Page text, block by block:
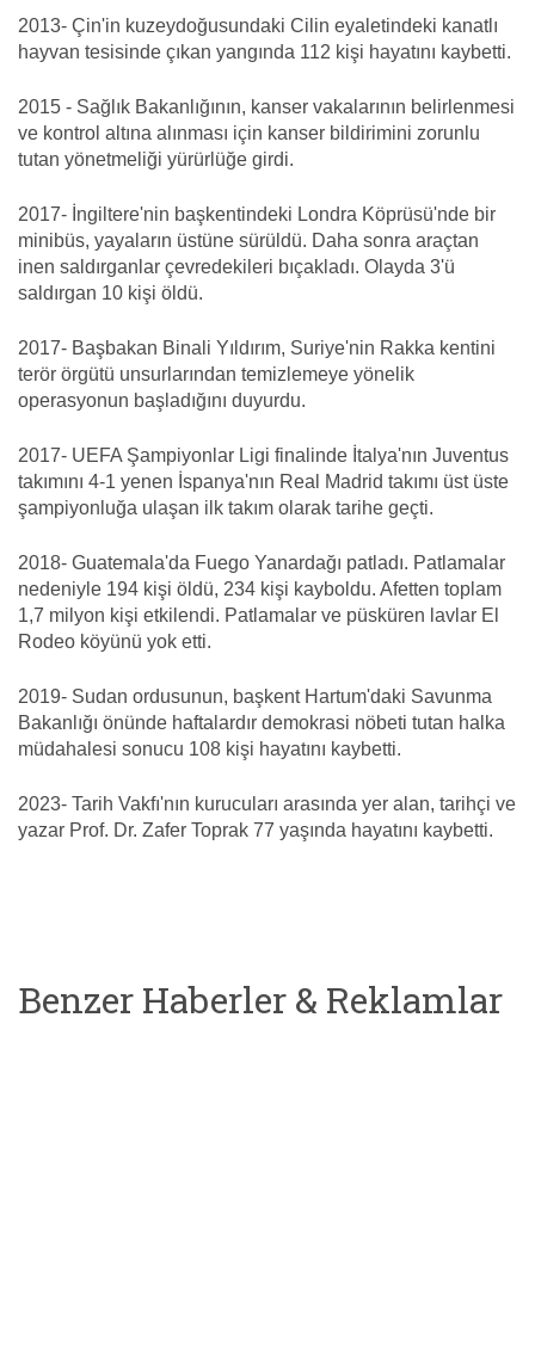
2013- Çin'in kuzeydoğusundaki Cilin eyaletindeki kanatlı
hayvan tesisinde çıkan yangında 112 kişi hayatını kaybetti.
2015 - Sağlık Bakanlığının, kanser vakalarının belirlenmesi
ve kontrol altına alınması için kanser bildirimini zorunlu
tutan yönetmeliği yürürlüğe girdi.
2017- İngiltere'nin başkentindeki Londra Köprüsü'nde bir
minibüs, yayaların üstüne sürüldü. Daha sonra araçtan
inen saldırganlar çevredekileri bıçakladı. Olayda 3'ü
saldırgan 10 kişi öldü.
2017- Başbakan Binali Yıldırım, Suriye'nin Rakka kentini
terör örgütü unsurlarından temizlemeye yönelik
operasyonun başladığını duyurdu.
2017- UEFA Şampiyonlar Ligi finalinde İtalya'nın Juventus
takımını 4-1 yenen İspanya'nın Real Madrid takımı üst üste
şampiyonluğa ulaşan ilk takım olarak tarihe geçti.
2018- Guatemala'da Fuego Yanardağı patladı. Patlamalar
nedeniyle 194 kişi öldü, 234 kişi kayboldu. Afetten toplam
1,7 milyon kişi etkilendi. Patlamalar ve püsküren lavlar El
Rodeo köyünü yok etti.
2019- Sudan ordusunun, başkent Hartum'daki Savunma
Bakanlığı önünde haftalardır demokrasi nöbeti tutan halka
müdahalesi sonucu 108 kişi hayatını kaybetti.
2023- Tarih Vakfı'nın kurucuları arasında yer alan, tarihçi ve
yazar Prof. Dr. Zafer Toprak 77 yaşında hayatını kaybetti.
Benzer Haberler & Reklamlar